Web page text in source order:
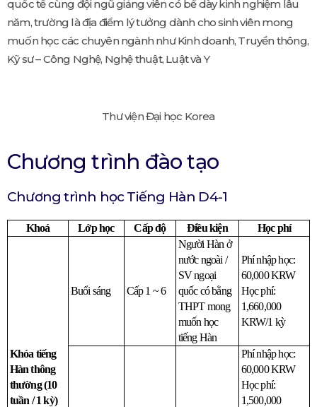
quốc tế cùng đội ngũ giảng viên có bề dày kinh nghiệm lâu
năm, trường là địa điểm lý tưởng dành cho sinh viên mong
muốn học các chuyên ngành như Kinh doanh, Truyền thông,
Kỹ sư – Công Nghệ, Nghệ thuật, Luật và Y
Thư viện Đại học Korea
Chương trình đào tạo
Chương trình học Tiếng Hàn D4-1
Khoá Lớp học Cấp độ Điều kiện Học phí
Khóa tiếng
Hàn thông
thường (10
tuần / 1 kỳ)
Buổi sáng Cấp 1 ~ 6
Người Hàn ở
nước ngoài /
SV ngoại
quốc có bằng
THPT mong
muốn học
tiếng Hàn
Phí nhập học:
60,000 KRW
Học phí:
1,660,000
KRW/1 kỳ
Phí nhập học:
60,000 KRW
Học phí:
1,500,000